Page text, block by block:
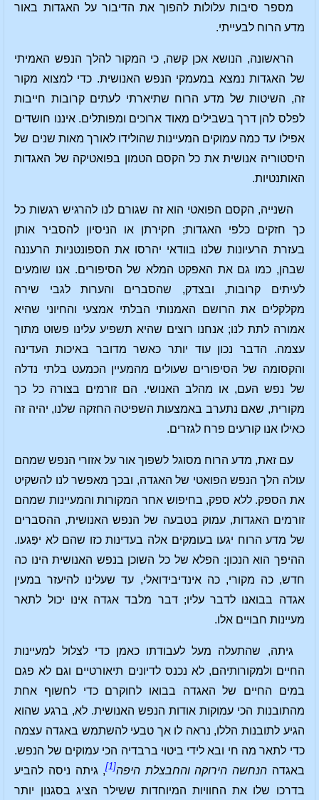
מספר סיבות עלולות להפוך את הדיבור על האגדות באור
מדע הרוח לבעייתי.
הראשונה, הנושא אכן קשה, כי המקור להלך הנפש האמיתי
של האגדות נמצא במעמקי הנפש האנושית. כדי למצוא מקור
זה, השיטות של מדע הרוח שתיארתי לעתים קרובות חייבות
לפלס להן דרך בשבילים מאוד ארוכים ומפותלים. איננו חושדים
אפילו עד כמה עמוקים המעיינות שהולידו לאורך מאות שנים של
היסטוריה אנושית את כל הקסם הטמון בפואטיקה של האגדות
האותנטיות.
השנייה, הקסם הפואטי הוא זה שגורם לנו להרגיש רגשות כל
כך חזקים כלפי האגדות; חקירתן או הניסיון להסביר אותן
בעזרת הרעיונות שלנו בוודאי יהרסו את הספונטניות הרעננה
שבהן, כמו גם את האפקט המלא של הסיפורים. אנו שומעים
לעיתים קרובות, ובצדק, שהסברים והערות לגבי שירה
מקלקלים את הרושם האמנותי הבלתי אמצעי והחיוני שהיא
אמורה לתת לנו; אנחנו רוצים שהיא תשפיע עלינו פשוט מתוך
עצמה. הדבר נכון עוד יותר כאשר מדובר באיכות העדינה
והקסומה של הסיפורים שעולים מהמעיין הכמעט בלתי נדלה
של נפש העם, או מהלב האנושי. הם זורמים בצורה כל כך
מקורית, שאם נתערב באמצעות השפיטה החזקה שלנו, יהיה זה
כאילו אנו קורעים פרח לגזרים.
עם זאת, מדע הרוח מסוגל לשפוך אור על אזורי הנפש שמהם
עולה הלך הנפש הפואטי של האגדה, ובכך מאפשר לנו להשקיט
את הספק. ללא ספק, בחיפוש אחר המקורות והמעיינות שמהם
זורמים האגדות, עמוק בטבעה של הנפש האנושית, ההסברים
של מדע הרוח יגעו בעומקים אלה בעדינות כזו שהם לא יפַּגעו.
ההיפך הוא הנכון: הפלא של כל השוכן בנפש האנושית הינו כה
חדש, כה מקורי, כה אינדיבידואלי, עד שעלינו להיעזר במעין
אגדה בבואנו לדבר עליו; דבר מלבד אגדה אינו יכול לתאר
מעיינות חבויים אלו.
גיתה, שהתעלה מעל לעבודתו כאמן כדי לצלול למעיינות
החיים ולמקורותיהם, לא נכנס לדיונים תיאורטיים וגם לא פגם
במים החיים של האגדה בבואו לחוקרם כדי לחשוף אחת
מהתובנות הכי עמוקות אודות הנפש האנושית. לא, ברגע שהוא
הגיע לתובנות הללו, נראה לו אך טבעי להשתמש באגדה עצמה
כדי לתאר מה חי ובא לידי ביטוי ברבדיה הכי עמוקים של הנפש.
באגדה הנחשה הירוקה והחבצלת היפה[1]
, גיתה ניסה להביע
בדרכו שלו את החוויות המיוחדות ששילר הציג בסגנון יותר